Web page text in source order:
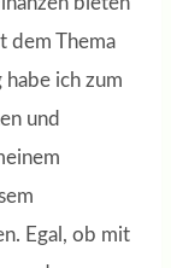
dem Thema
habe ich zum
und
Egal, ob mit